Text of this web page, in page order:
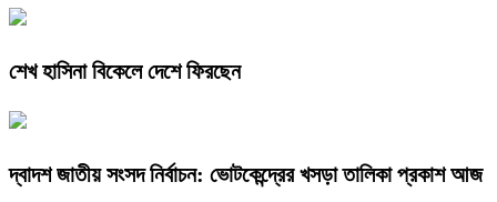
শেখ হাসিনা বিকেলে দেশে ফিরছেন
দ্বাদশ জাতীয় সংসদ নির্বাচন: ভোটকেন্দ্রের খসড়া তালিকা প্রকাশ আজ